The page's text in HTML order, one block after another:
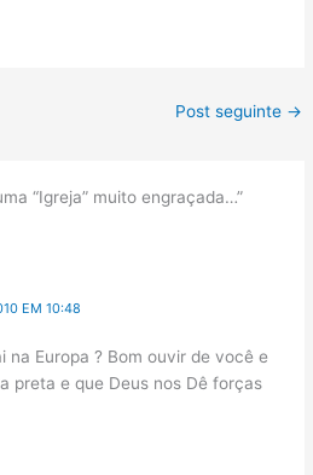
Post seguinte →
“Igreja” muito engraçada…”
EM 10:48
na Europa ? Bom ouvir de você e
preta e que Deus nos Dê forças